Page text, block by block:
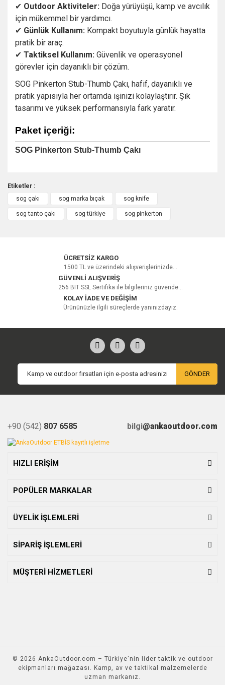
✔ Outdoor Aktiviteler: Doğa yürüyüşü, kamp ve avcılık
için mükemmel bir yardımcı.
✔ Günlük Kullanım: Kompakt boyutuyla günlük hayatta
pratik bir araç.
✔ Taktiksel Kullanım: Güvenlik ve operasyonel
görevler için dayanıklı bir çözüm.
SOG Pinkerton Stub-Thumb Çakı, hafif, dayanıklı ve
pratik yapısıyla her ortamda işinizi kolaylaştırır. Şık
tasarımı ve yüksek performansıyla fark yaratır.
Paket içeriği:
SOG Pinkerton Stub-Thumb Çakı
Bu ürüne ilk yorumu siz yapın!
Etiketler :
sog çakı
sog marka bıçak sog knife
sog tanto çakı sog türkiye sog pinkerton
ÜCRETSİZ KARGO
1500 TL ve üzerindeki alışverişlerinizde...
GÜVENLİ ALIŞVERİŞ
256 BIT SSL Sertifika ile bilgileriniz güvende...
KOLAY İADE VE DEĞİŞİM
Ürününüzle ilgili süreçlerde yanınızdayız.
GÖNDER
+90 (542) 807 6585 bilgi@ankaoutdoor.com
HIZLI ERİŞİM
POPÜLER MARKALAR
ÜYELİK İŞLEMLERİ
SİPARİŞ İŞLEMLERİ
MÜŞTERİ HİZMETLERİ
© 2026 AnkaOutdoor.com – Türkiye'nin lider taktik ve outdoor
ekipmanları mağazası. Kamp, av ve taktikal malzemelerde
uzman markanız.